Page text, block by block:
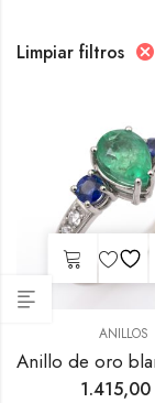
Limpiar filtros
ANILLOS
1.415,00